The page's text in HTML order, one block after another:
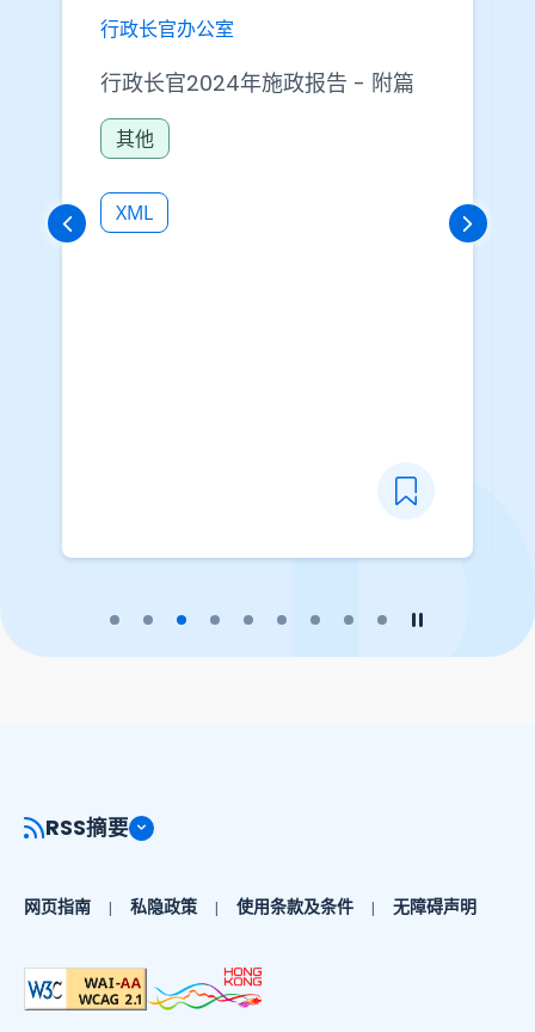
行政长官办公室
行政长官2024年施政报告 - 附篇
其他
XML
RSS摘要
网页指南 私隐政策 使用条款及条件 无障碍声明